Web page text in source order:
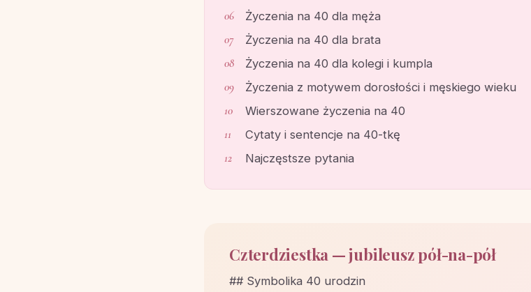
Życzenia na 40 dla męża
Życzenia na 40 dla brata
Życzenia na 40 dla kolegi i kumpla
Życzenia z motywem dorosłości i męskiego wieku
Wierszowane życzenia na 40
Cytaty i sentencje na 40-tkę
Najczęstsze pytania
Czterdziestka — jubileusz pół-na-pół
## Symbolika 40 urodzin